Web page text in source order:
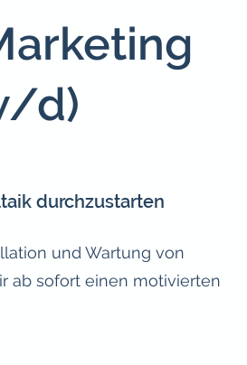
d)
durchzustarten
und Wartung von
ab sofort einen motivierten